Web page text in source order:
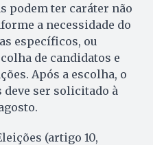
podem ter caráter não
a necessidade do
específicos, ou
de candidatos e
Após a escolha, o
ser solicitado à
(artigo 10,